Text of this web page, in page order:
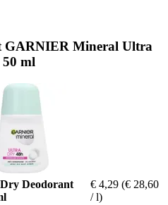
GARNIER Mineral Ultra
ml
Deodorant
€ 4,29 (€ 28,60
/ l)